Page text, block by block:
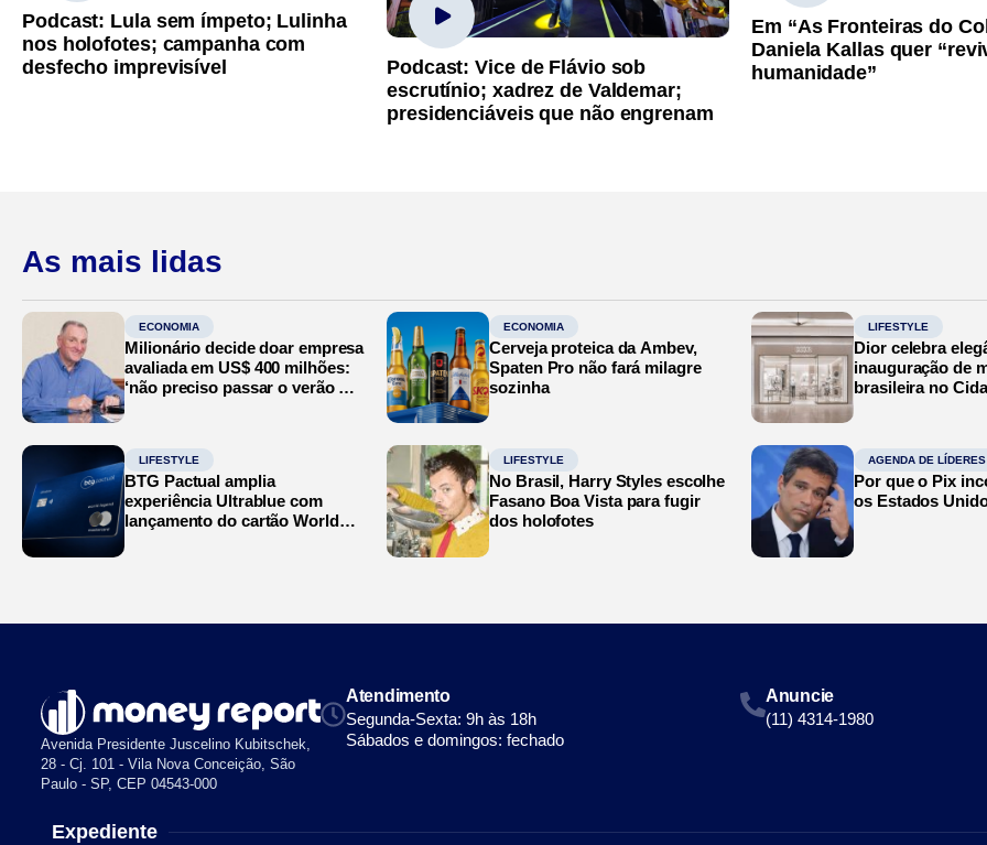
Podcast: Lula sem ímpeto; Lulinha
nos holofotes; campanha com
desfecho imprevisível
Podcast: Vice de Flávio sob
escrutínio; xadrez de Valdemar;
presidenciáveis que não engrenam
Em “As Fronteiras do
Daniela Kallas quer
humanidade”
As mais lidas
ECONOMIA
Milionário decide doar empresa
avaliada em US$ 400 milhões:
‘não preciso passar o verão no
ECONOMIA
Cerveja proteica da Ambev,
Spaten Pro não fará milagre
sozinha
LIFESTYLE
Dior celebra
inauguração de
brasileira no
LIFESTYLE
BTG Pactual amplia
experiência Ultrablue com
lançamento do cartão World
LIFESTYLE
No Brasil, Harry Styles escolhe
Fasano Boa Vista para fugir
dos holofotes
AGENDA DE LÍDERES
Por que o Pix
os Estados
Avenida Presidente Juscelino Kubitschek,
28 - Cj. 101 - Vila Nova Conceição, São
Paulo - SP, CEP 04543-000
Atendimento
Segunda-Sexta: 9h às 18h
Sábados e domingos: fechado
Anuncie
(11) 4314-1980
Expediente